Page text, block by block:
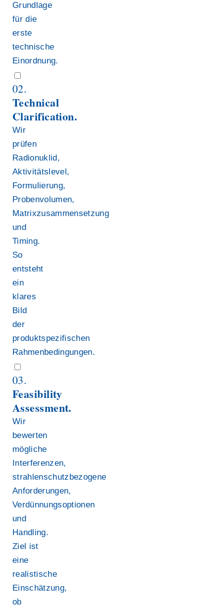
Grundlage
für die
erste
technische
Einordnung.
02.
Technical
Clarification.
Wir
prüfen
Radionuklid,
Aktivitätslevel,
Formulierung,
Probenvolumen,
Matrixzusammensetzung
und
Timing.
So
entsteht
ein
klares
Bild
der
produktspezifischen
Rahmenbedingungen.
03.
Feasibility
Assessment.
Wir
bewerten
mögliche
Interferenzen,
strahlenschutzbezogene
Anforderungen,
Verdünnungsoptionen
und
Handling.
Ziel ist
eine
realistische
Einschätzung,
ob